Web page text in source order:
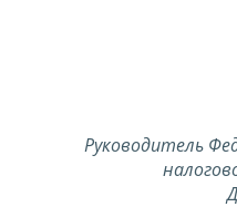
Руководитель